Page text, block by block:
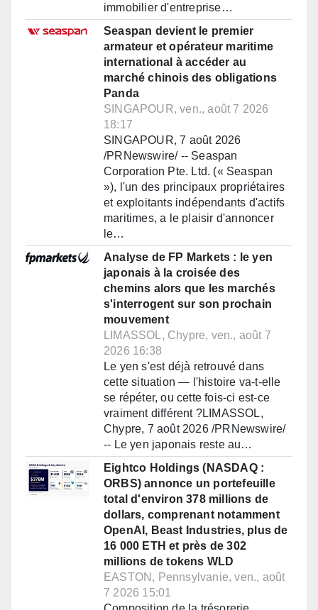
immobilier d'entreprise…
Seaspan devient le premier
armateur et opérateur maritime
international à accéder au
marché chinois des obligations
Panda
SINGAPOUR, ven., août 7 2026
18:17
SINGAPOUR, 7 août 2026
/PRNewswire/ -- Seaspan
Corporation Pte. Ltd. (« Seaspan
»), l'un des principaux propriétaires
et exploitants indépendants d'actifs
maritimes, a le plaisir d'annoncer
le…
Analyse de FP Markets : le yen
japonais à la croisée des
chemins alors que les marchés
s'interrogent sur son prochain
mouvement
LIMASSOL, Chypre, ven., août 7
2026 16:38
Le yen s'est déjà retrouvé dans
cette situation — l'histoire va-t-elle
se répéter, ou cette fois-ci est-ce
vraiment différent ?LIMASSOL,
Chypre, 7 août 2026 /PRNewswire/
-- Le yen japonais reste au…
Eightco Holdings (NASDAQ :
ORBS) annonce un portefeuille
total d'environ 378 millions de
dollars, comprenant notamment
OpenAI, Beast Industries, plus de
16 000 ETH et près de 302
millions de tokens WLD
EASTON, Pennsylvanie, ven., août
7 2026 15:01